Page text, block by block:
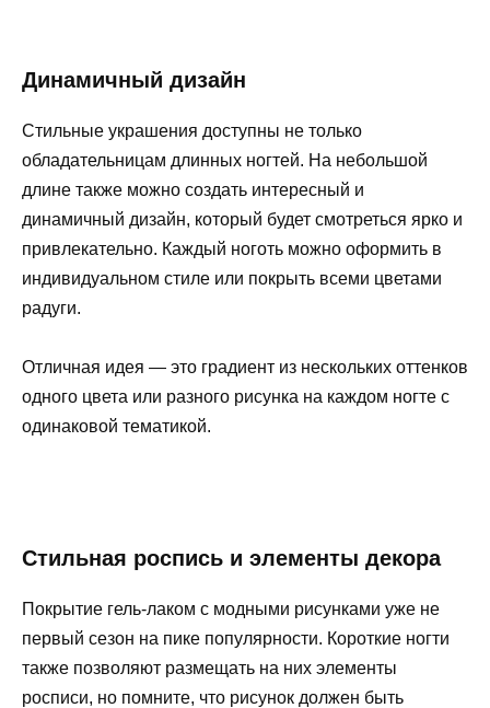
Динамичный дизайн
Стильные украшения доступны не только
обладательницам длинных ногтей. На небольшой
длине также можно создать интересный и
динамичный дизайн, который будет смотреться ярко и
привлекательно. Каждый ноготь можно оформить в
индивидуальном стиле или покрыть всеми цветами
радуги.
Отличная идея — это градиент из нескольких оттенков
одного цвета или разного рисунка на каждом ногте с
одинаковой тематикой.
Стильная роспись и элементы декора
Покрытие гель-лаком с модными рисунками уже не
первый сезон на пике популярности. Короткие ногти
также позволяют размещать на них элементы
росписи, но помните, что рисунок должен быть